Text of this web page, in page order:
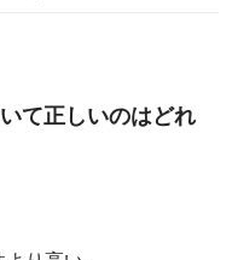
て正しいのはどれ